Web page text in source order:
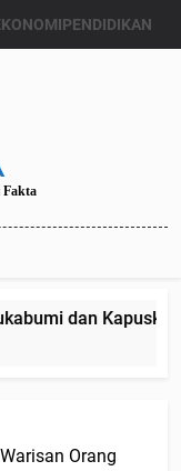
PENDIDIKAN
Fakta
dan
Orang